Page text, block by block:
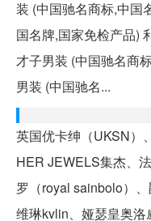
装 (中国驰名商标,中国
国名牌,国家免检产品)
才子男装 (中国驰名商
男装 (中国驰名...
英国优卡绅（UKSN）
HER JEWELS集杰、
罗（royal sainbolo）
维琳kvlin、娅瑟皇奥